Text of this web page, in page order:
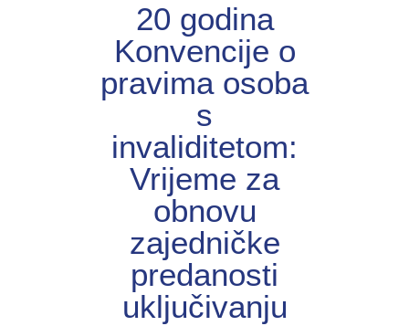
20 godina
Konvencije o
pravima osoba
s
invaliditetom:
Vrijeme za
obnovu
zajedničke
predanosti
uključivanju